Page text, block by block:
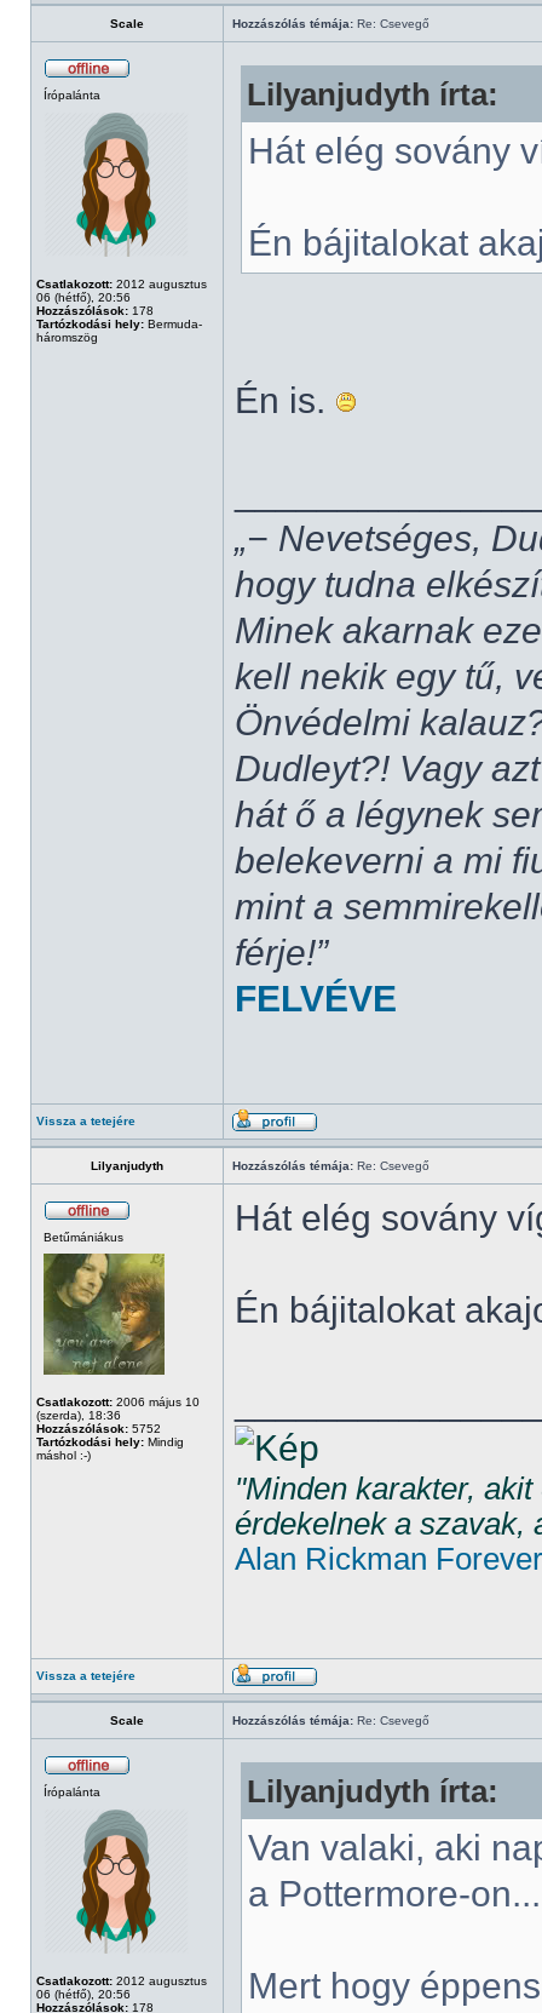
Scale Hozzászólás témája: Re: Csevegő
Írópalánta
Csatlakozott: 2012 augusztus
06 (hétfő), 20:56
Hozzászólások: 178
Tartózkodási hely: Bermuda-
háromszög
Lilyanjudyth írta:
Hát elég sovány
Én bájitalokat
Én is.
„− Nevetséges,
hogy tudna
Minek akarnak
kell nekik egy tű,
Önvédelmi
Dudleyt?! Vagy
hát ő a légynek
belekeverni a mi
mint a
férje!”
FELVÉVE
Vissza a tetejére
Lilyanjudyth Hozzászólás témája: Re: Csevegő
Betűmániákus
Csatlakozott: 2006 május 10
(szerda), 18:36
Hozzászólások: 5752
Tartózkodási hely: Mindig
máshol :-)
Hát elég sovány
Én bájitalokat
"Minden karakter,
érdekelnek a szavak,
Alan Rickman Forever
Vissza a tetejére
Scale Hozzászólás témája: Re: Csevegő
Írópalánta
Csatlakozott: 2012 augusztus
06 (hétfő), 20:56
Hozzászólások: 178
Lilyanjudyth írta:
Van valaki, aki
a Pottermore-
Mert hogy